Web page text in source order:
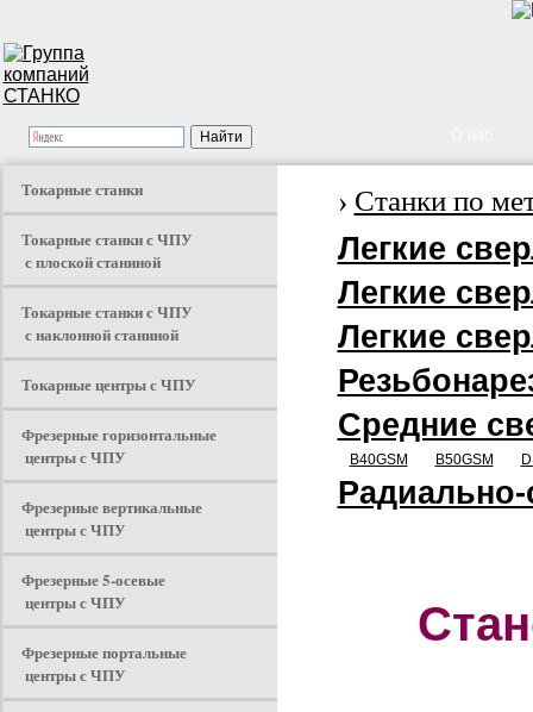
Токарные станки
Токарные станки с ЧПУ
с плоской станиной
Токарные станки с ЧПУ
с наклонной станиной
Токарные центры с ЧПУ
Фрезерные горизонтальные
центры с ЧПУ
Фрезерные вертикальные
центры с ЧПУ
Фрезерные 5-осевые
центры с ЧПУ
Фрезерные портальные
центры с ЧПУ
› Станки по
Легкие
Легкие
Легкие
Средние
B40GSM B50GSM